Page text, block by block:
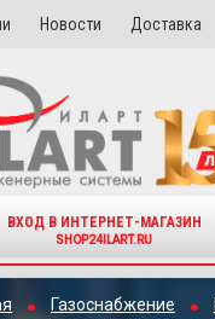
Новости Доставка
ВХОД В ИНТЕРНЕТ-МАГАЗИН
SHOP24ILART.RU
Газоснабжение